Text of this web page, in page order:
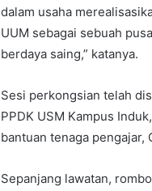
dalam usaha
UUM sebagai sebuah
berdaya saing,” katanya.
Sesi perkongsian telah
PPDK USM Kampus
bantuan tenaga pengajar,
Sepanjang lawatan,